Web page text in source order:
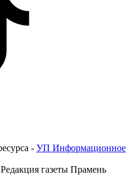
- УП Информационное
газеты Прамень